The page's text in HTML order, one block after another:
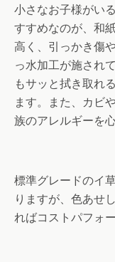
小さなお子様がい
すすめなのが、和
高く、引っかき傷
っ水加工が施され
もサッと拭き取れ
ます。また、カビ
族のアレルギーを
標準グレードのイ
りますが、色あせ
ればコストパフォ